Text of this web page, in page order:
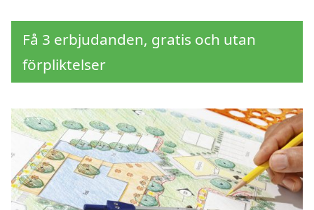
Få 3 erbjudanden, gratis och utan
förpliktelser